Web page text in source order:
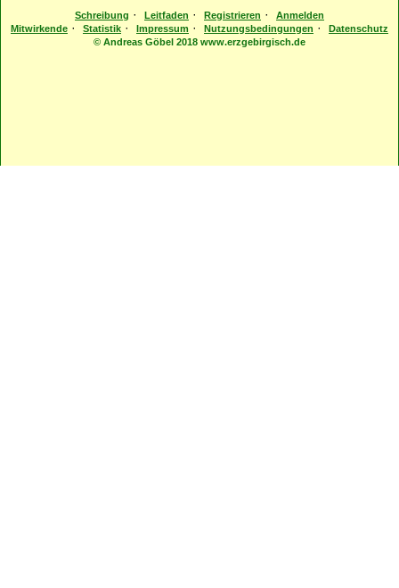
Schreibung · Leitfaden · Registrieren ·
Anmelden
Mitwirkende · Statistik · Impressum · Nutzungsbedingungen ·
Datenschutz
© Andreas Göbel 2018 www.erzgebirgisch.de